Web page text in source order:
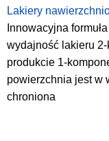
Lakiery
Innowacyjna
wydajność lakieru
produkcie 1-
powierzchnia jest w
chroniona